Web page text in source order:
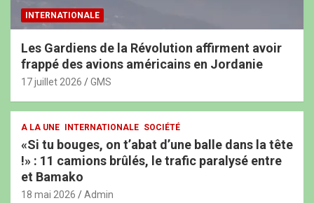
INTERNATIONALE
Les Gardiens de la Révolution affirment avoir
frappé des avions américains en Jordanie
17 juillet 2026 GMS
A LA UNE INTERNATIONALE SOCIÉTÉ
«Si tu bouges, on t’abat d’une balle dans la tête
!» : 11 camions brûlés, le trafic paralysé entre
et Bamako
18 mai 2026 Admin